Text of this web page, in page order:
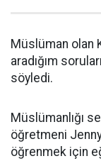
Müslüman olan
aradığım
söyledi.
Müslümanlığı
öğretmeni
öğrenmek için